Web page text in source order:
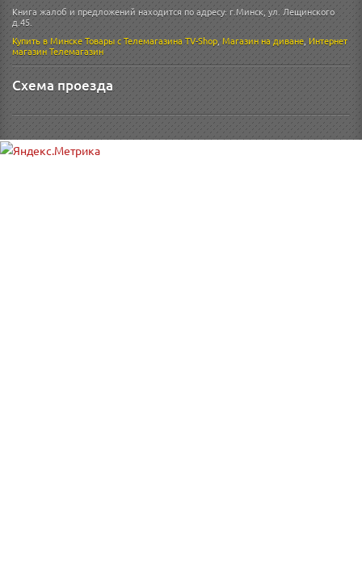
Книга жалоб и предложений находится по адресу: г.Минск, ул. Лещинского
д.45.
Купить в МинскеТовары с Телемагазина TV-Shop,Магазин на диване,Интернет
магазинТелемагазин
Схема проезда